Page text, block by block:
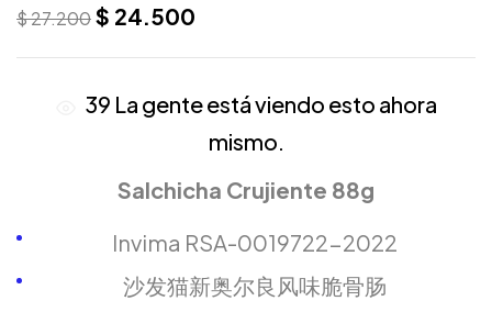
$27.200$ 24.500
39 La gente está viendo esto ahora
mismo.
Salchicha Crujiente 88g
Invima RSA-0019722-2022
沙发猫新奥尔良风味脆骨肠